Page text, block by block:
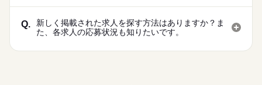
Q.
新しく掲載された求人を探す方法はありますか？ま
た、各求人の応募状況も知りたいです。